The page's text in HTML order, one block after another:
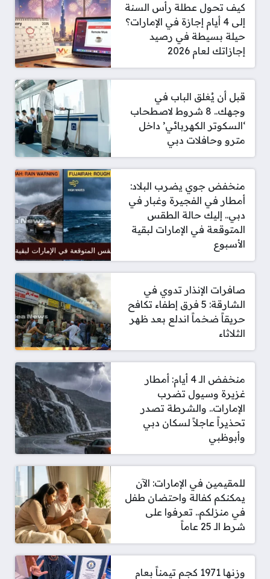
كيف تحول عطلة رأس السنة
إلى 4 أيام إجازة في الإمارات؟
حيلة بسيطة في رصيد
إجازاتك لعام 2026
قبل أن يُغلق الباب في
وجهك.. 8 شروط لاصطحاب
‘السكوتر الكهربائي’ داخل
مترو وحافلات دبي
منخفض جوي يضرب البلاد:
أمطار في الفجيرة وغبار في
دبي.. إليك حالة الطقس
المتوقعة في الإمارات لبقية
الأسبوع
صافرات الإنذار تدوي في
الشارقة: 5 فرق إطفاء تكافح
حريقاً ضخماً اندلع بعد ظهر
الثلاثاء
منخفض الـ 4 أيام: أمطار
غزيرة وسيول تضرب
الإمارات.. والشرطة تصدر
تحذيراً عاجلاً لسكان دبي
وأبوظبي
للمقيمين في الإمارات: الآن
يمكنكم كفالة واحتضان طفل
في منزلكم.. تعرفوا على
شرط الـ 25 عاماً
وزنها 1971 كجم تيمناً بعام